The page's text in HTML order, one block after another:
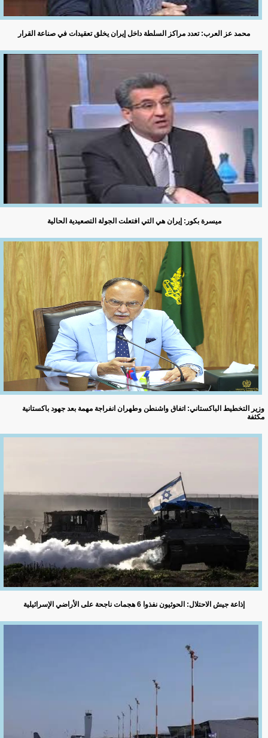
محمد عز العرب: تعدد مراكز السلطة داخل إيران يخلق تعقيدات في صناعة القرار
ميسرة بكور: إيران هي التي افتعلت الجولة التصعيدية الحالية
وزير التخطيط الباكستاني: اتفاق واشنطن وطهران انفراجة مهمة بعد جهود باكستانية
مكثفة
إذاعة جيش الاحتلال: الحوثيون نفذوا 6 هجمات ناجحة على الأراضي الإسرائيلية